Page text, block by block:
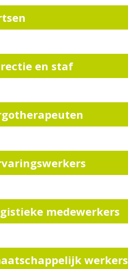
en staf
medewerkers
werkers